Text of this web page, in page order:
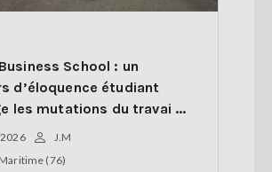
School : un
d’éloquence étudiant
les mutations du travai ...
J.M
(76)